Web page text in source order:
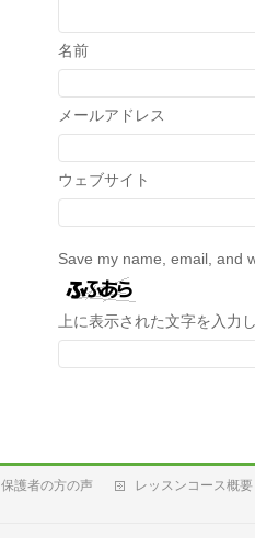
名前
メールアドレス
ウェブサイト
Save my name, email, and
上に表示された文字を入力
保護者の方の声 レッスンコース概要